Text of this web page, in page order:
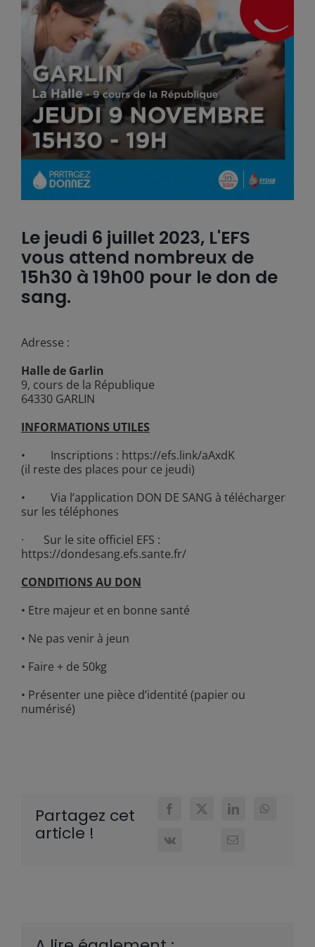
Le jeudi 6 juillet 2023, L'EFS
vous attend nombreux de
15h30 à 19h00 pour le don de
sang.
Adresse :
Halle de Garlin
9, cours de la République
64330 GARLIN
INFORMATIONS UTILES
• Inscriptions : https://efs.link/aAxdK
(il reste des places pour ce jeudi)
• Via l’application DON DE SANG à télécharger
sur les téléphones
· Sur le site officiel EFS :
https://dondesang.efs.sante.fr/
CONDITIONS AU DON
• Etre majeur et en bonne santé
• Ne pas venir à jeun
• Faire + de 50kg
• Présenter une pièce d’identité (papier ou
numérisé)
Partagez cet
article !